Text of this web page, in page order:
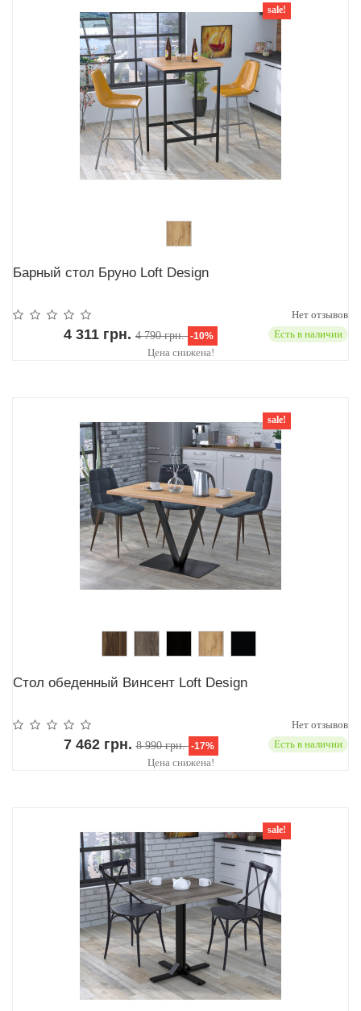
sale!
Барный стол Бруно Loft Design
Нет отзывов
4 311 грн. Есть в наличии
4 790 грн. -10%
Цена снижена!
sale!
Стол обеденный Винсент Loft Design
Нет отзывов
7 462 грн. Есть в наличии
8 990 грн. -17%
Цена снижена!
sale!